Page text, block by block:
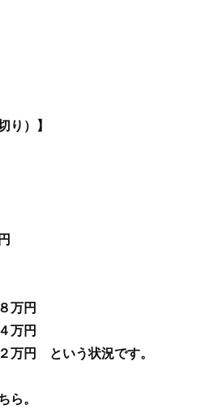
り）】
万円
円
という状況です。
ら。